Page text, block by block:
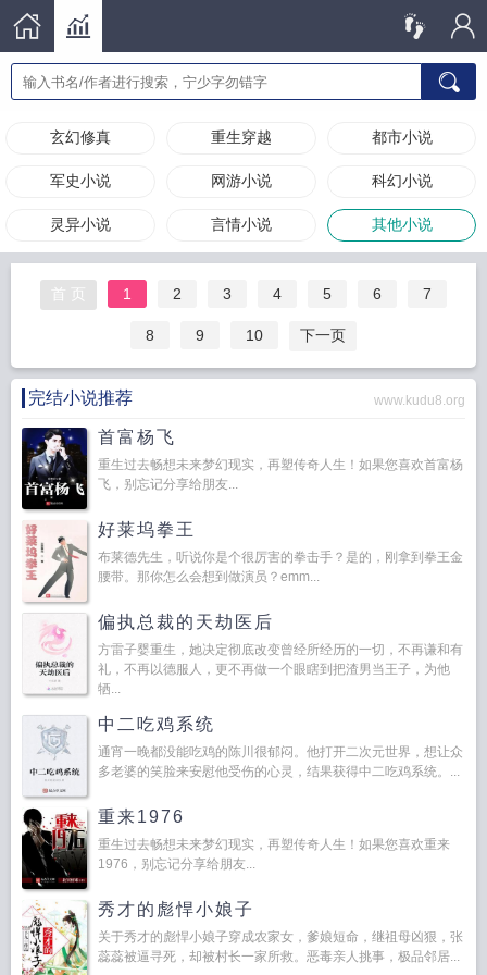
玄幻修真 重生穿越 都市小说
军史小说 网游小说 科幻小说
灵异小说 言情小说 其他小说
首 页 1 2 3 4 5 6 7
8 9 10 下一页
完结小说推荐 www.kudu8.org
首富杨飞
重生过去畅想未来梦幻现实，再塑传奇人生！如果您喜欢首富杨
飞，别忘记分享给朋友...
好莱坞拳王
布莱德先生，听说你是个很厉害的拳击手？是的，刚拿到拳王金
腰带。那你怎么会想到做演员？emm...
偏执总裁的天劫医后
方雷子婴重生，她决定彻底改变曾经所经历的一切，不再谦和有
礼，不再以德服人，更不再做一个眼瞎到把渣男当王子，为他
牺...
中二吃鸡系统
通宵一晚都没能吃鸡的陈川很郁闷。他打开二次元世界，想让众
多老婆的笑脸来安慰他受伤的心灵，结果获得中二吃鸡系统。...
重来1976
重生过去畅想未来梦幻现实，再塑传奇人生！如果您喜欢重来
1976，别忘记分享给朋友...
秀才的彪悍小娘子
关于秀才的彪悍小娘子穿成农家女，爹娘短命，继祖母凶狠，张
蕊蕊被逼寻死，却被村长一家所救。恶毒亲人挑事，极品邻居...